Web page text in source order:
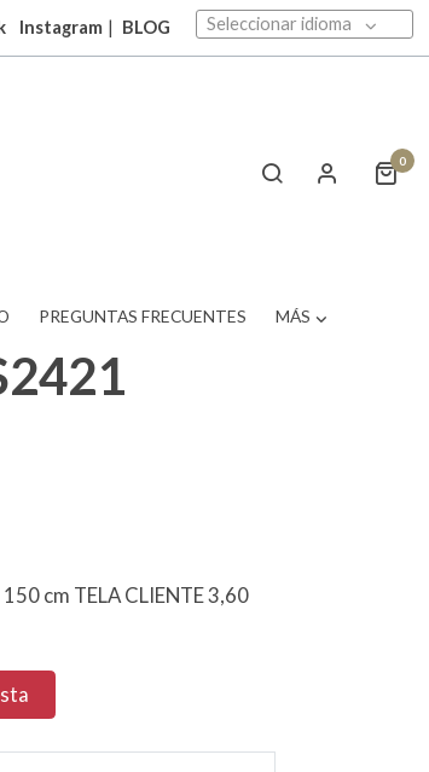
Instagram | BLOG Seleccionar idioma
0
PREGUNTAS FRECUENTES MÁS
cm TELA CLIENTE 3,60